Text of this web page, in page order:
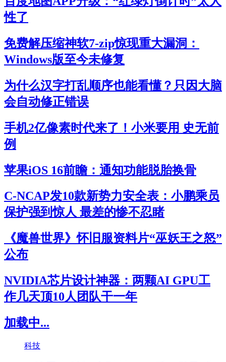
性了
免费解压缩神软7-zip惊现重大漏洞：
Windows版至今未修复
为什么汉字打乱顺序也能看懂？只因大脑
会自动修正错误
手机2亿像素时代来了！小米要用 史无前
例
苹果iOS 16前瞻：通知功能脱胎换骨
C-NCAP发10款新势力安全表：小鹏乘员
保护强到惊人 最差的惨不忍睹
《魔兽世界》怀旧服资料片“巫妖王之怒”
公布
NVIDIA芯片设计神器：两颗AI GPU工
作几天顶10人团队干一年
加载中...
科技